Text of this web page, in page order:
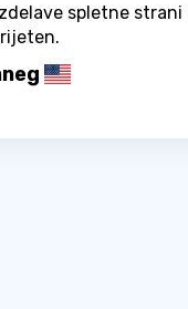
spletne strani